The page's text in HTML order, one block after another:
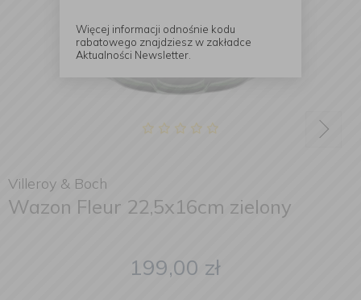
Villeroy & Boch
Wazon Fleur 22,5x16cm zielony
199,00 zł
Więcej informacji odnośnie kodu
rabatowego znajdziesz w zakładce
Aktualności Newsletter.